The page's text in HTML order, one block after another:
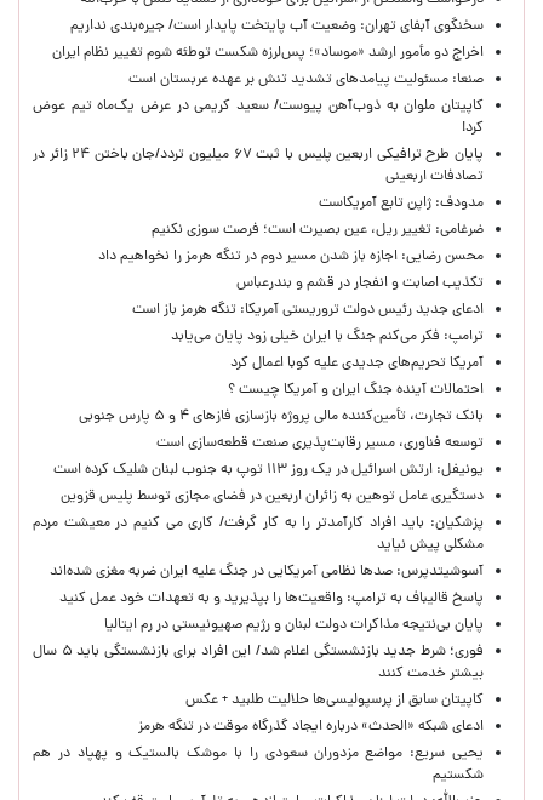
سخنگوی آبفای تهران: وضعیت آب پایتخت پایدار است/ جیره‌بندی نداریم
اخراج دو مأمور ارشد «موساد»؛ پس‌لرزه شکست توطئه شوم تغییر نظام ایران
صنعا: مسئولیت پیامدهای تشدید تنش بر عهده عربستان است
کاپیتان ملوان به ذوب‌آهن پیوست/ سعید کریمی در عرض یک‌ماه تیم عوض
کرد!
پایان طرح ترافیکی اربعین پلیس با ثبت ۶۷ میلیون تردد/جان باختن ۲۴ زائر در
تصادفات اربعینی
مدودف: ژاپن تابع آمریکاست
ضرغامی: تغییر ریل، عین بصیرت است؛ فرصت سوزی نکنیم
محسن رضایی: اجازه باز شدن مسیر دوم در تنگه هرمز را نخواهیم داد
تکذیب اصابت و انفجار در قشم و بندرعباس
ادعای جدید رئیس دولت تروریستی آمریکا: تنگه هرمز باز است
ترامپ: فکر می‌کنم جنگ با ایران خیلی زود پایان می‌یابد
آمریکا تحریم‌های جدیدی علیه کوبا اعمال کرد
احتمالات آینده جنگ ایران و آمریکا چیست ؟
بانک تجارت، تأمین‌کننده مالی پروژه بازسازی فازهای ۴ و ۵ پارس جنوبی
توسعه فناوری، مسیر رقابت‌پذیری صنعت قطعه‌سازی است
یونیفل: ارتش اسرائیل در یک روز ۱۱۳ توپ به جنوب لبنان شلیک کرده است
دستگیری عامل توهین به زائران اربعین در فضای مجازی توسط پلیس قزوین
پزشکیان: باید افراد کارآمدتر را به کار گرفت/ کاری می کنیم در معیشت مردم
مشکلی پیش نیاید
آسوشیتدپرس: صدها نظامی آمریکایی در جنگ علیه ایران ضربه مغزی شده‌اند
پاسخ قالیباف به ترامپ: واقعیت‌ها را بپذیرید و به تعهدات خود عمل کنید
پایان بی‌نتیجه مذاکرات دولت لبنان و رژیم صهیونیستی در رم ایتالیا
فوری؛ شرط جدید بازنشستگی اعلام شد/ این افراد برای بازنشستگی باید ۵ سال
بیشتر خدمت کنند
کاپیتان سابق از پرسپولیسی‌ها حلالیت طلبید + عکس
ادعای شبکه «الحدث» درباره ایجاد گذرگاه موقت در تنگه هرمز
یحیی سریع: مواضع مزدوران سعودی را با موشک بالستیک و پهپاد در هم
شکستیم